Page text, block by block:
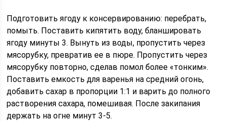
Подготовить ягоду к консервированию: перебрать,
помыть. Поставить кипятить воду, бланшировать
ягоду минуты 3. Вынуть из воды, пропустить через
мясорубку, превратив ее в пюре. Пропустить через
мясорубку повторно, сделав помол более «тонким».
Поставить емкость для варенья на средний огонь,
добавить сахар в пропорции 1:1 и варить до полного
растворения сахара, помешивая. После закипания
держать на огне минут 3-5.